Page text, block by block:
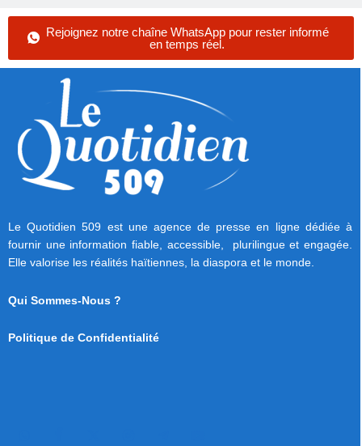
Rejoignez notre chaîne WhatsApp pour rester informé
en temps réel.
Le Quotidien 509 est une agence de presse en ligne dédiée à
fournir une information fiable, accessible, plurilingue et engagée.
Elle valorise les réalités haïtiennes, la diaspora et le monde.
Qui Sommes-Nous ?
Politique de Confidentialité